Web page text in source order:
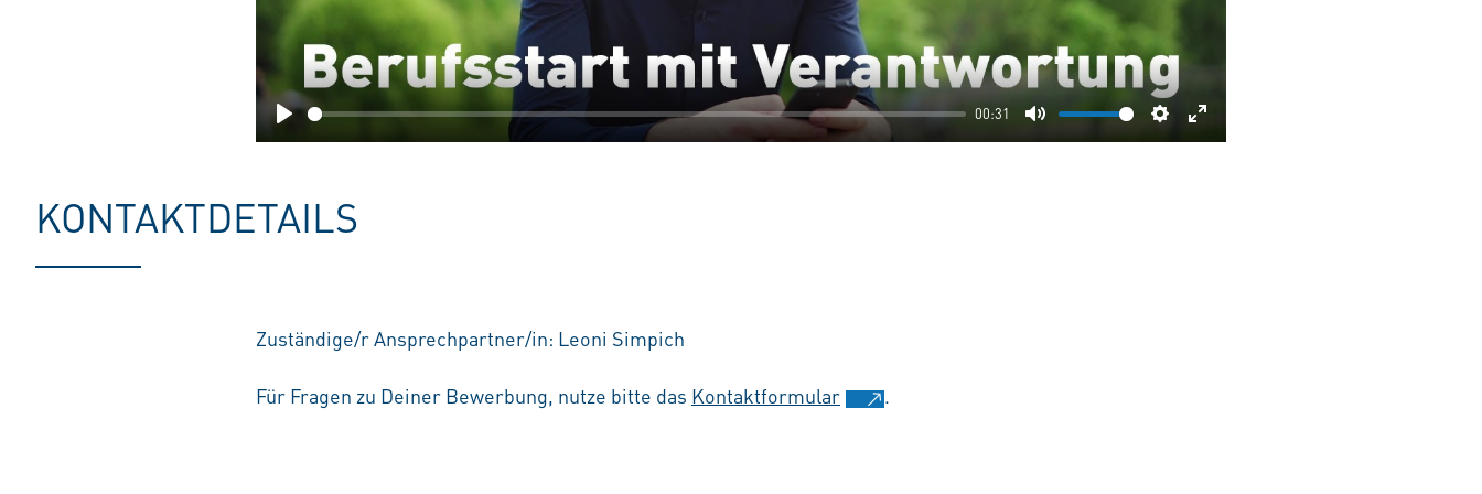
Play
00:31
Mute Settings
Enter
KONTAKTDETAILS
Zuständige/r Ansprechpartner/in: Leoni Simpich
Für Fragen zu Deiner Bewerbung, nutze bitte das Kontaktformular .